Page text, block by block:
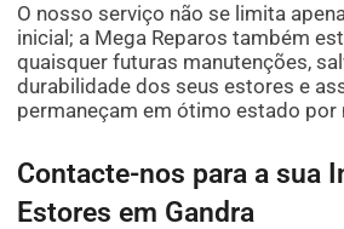
O nosso serviço não se limita
inicial; a Mega Reparos também
quaisquer futuras manutenções,
durabilidade dos seus estores e
permaneçam em ótimo estado por
Contacte-nos para a sua
Estores em Gandra